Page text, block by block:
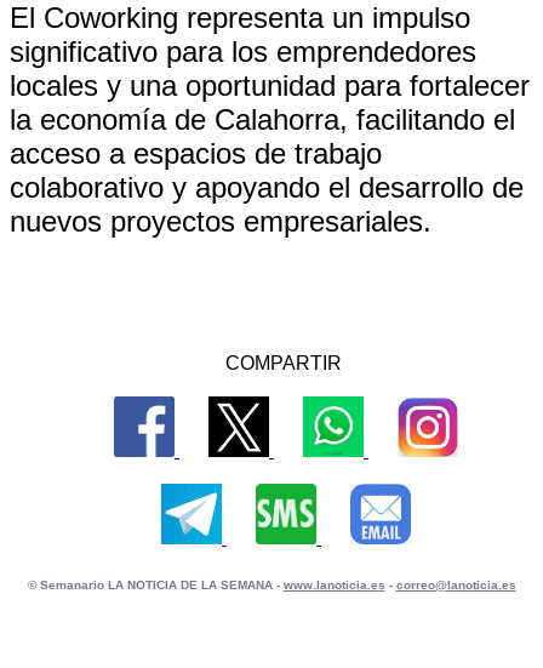
El Coworking representa un impulso
significativo para los emprendedores
locales y una oportunidad para fortalecer
la economía de Calahorra, facilitando el
acceso a espacios de trabajo
colaborativo y apoyando el desarrollo de
nuevos proyectos empresariales.
COMPARTIR
© Semanario LA NOTICIA DE LA SEMANA - www.lanoticia.es - correo@lanoticia.es